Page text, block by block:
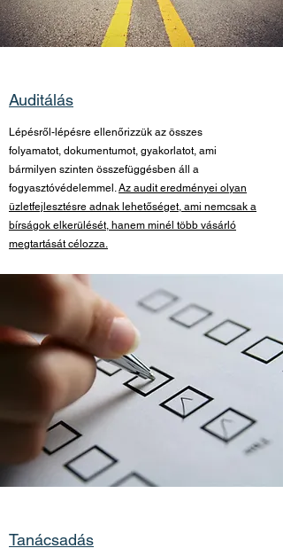
Auditálás
Lépésről-lépésre ellenőrizzük az összes
folyamatot, dokumentumot, gyakorlatot, ami
bármilyen szinten összefüggésben áll a
fogyasztóvédelemmel.Az audit eredményei olyan
üzletfejlesztésre adnak lehetőséget, ami nemcsak a
bírságok elkerülését, hanem minél több vásárló
megtartását célozza.
Tanácsadás